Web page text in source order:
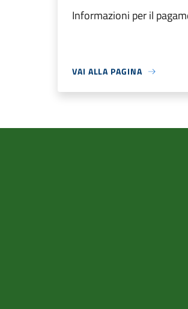
Informazioni per il
VAI ALLA PAGINA